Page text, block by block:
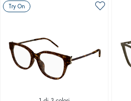
Try On